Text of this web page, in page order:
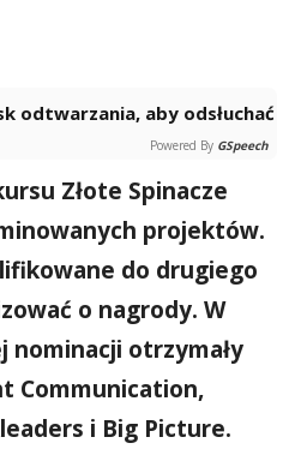
Powered By GSpeech
Złote Spinacze
projektów.
do drugiego
o nagrody. W
nominacji otrzymały
Communication,
i Big Picture.